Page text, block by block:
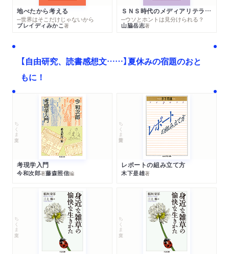
地べたから考える
─世界はそこだけじゃないから
ブレイディみかこ著
ＳＮＳ時代のメディアリテラシー
─ウソとホントは見分けられる？
山脇岳志著
【自由研究、読書感想文……】夏休みの宿題のおと
もに！
ちくま文庫
考現学入門
今和次郎著藤森照信編
ちくま学芸文庫
レポートの組み立て方
木下是雄著
ちくま文庫 ちくま文庫